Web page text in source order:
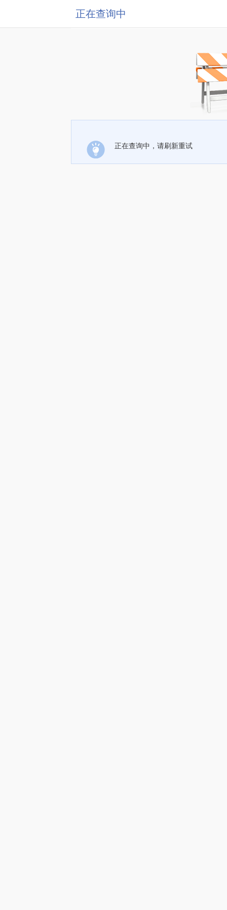
正在查询中
正在查询中，请刷新重试